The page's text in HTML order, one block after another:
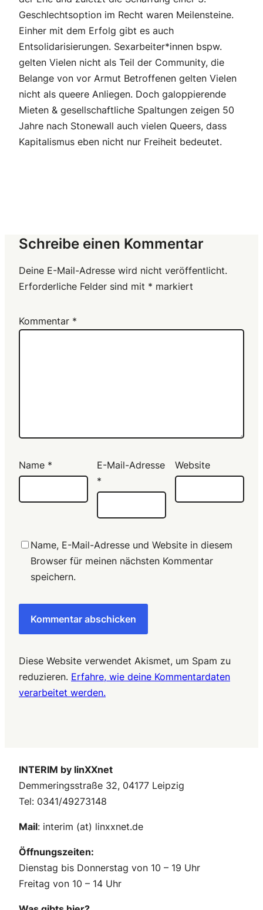
Geschlechtsoption im Recht waren Meilensteine.
Einher mit dem Erfolg gibt es auch
Entsolidarisierungen. Sexarbeiter*innen bspw.
gelten Vielen nicht als Teil der Community, die
Belange von vor Armut Betroffenen gelten Vielen
nicht als queere Anliegen. Doch galoppierende
Mieten & gesellschaftliche Spaltungen zeigen 50
Jahre nach Stonewall auch vielen Queers, dass
Kapitalismus eben nicht nur Freiheit bedeutet.
Schreibe einen Kommentar
Deine E-Mail-Adresse wird nicht veröffentlicht.
Erforderliche Felder sind mit * markiert
Kommentar *
Name *
E-Mail-Adresse
*
Website
Name, E-Mail-Adresse und Website in diesem
Browser für meinen nächsten Kommentar
speichern.
Diese Website verwendet Akismet, um Spam zu
reduzieren. Erfahre, wie deine Kommentardaten
verarbeitet werden.
INTERIM by linXXnet
Demmeringsstraße 32, 04177 Leipzig
Tel: 0341/49273148
Mail: interim (at) linxxnet.de
Öffnungszeiten:
Dienstag bis Donnerstag von 10 – 19 Uhr
Freitag von 10 – 14 Uhr